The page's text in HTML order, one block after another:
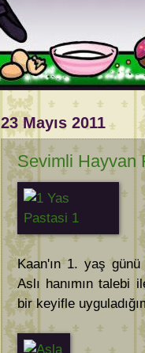
23 Mayıs 2011
Sevimli Hayvan
Kaan'ın 1. yaş günü
Aslı hanımın talebi
bir keyifle